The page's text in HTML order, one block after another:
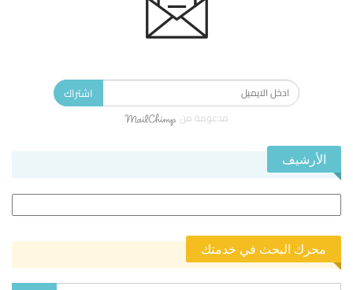
اشتراك
مدعومة من
الأرشيف
محرك البحث في خدمتك